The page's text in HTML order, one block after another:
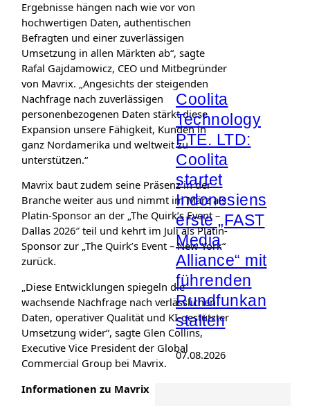
Ergebnisse hängen nach wie vor von
hochwertigen Daten, authentischen
Befragten und einer zuverlässigen
Umsetzung in allen Märkten ab“, sagte
Rafal Gajdamowicz, CEO und Mitbegründer
von Mavrix. „Angesichts der steigenden
Nachfrage nach zuverlässigen
personenbezogenen Daten stärkt diese
Expansion unsere Fähigkeit, Kunden in
ganz Nordamerika und weltweit zu
unterstützen.“
Mavrix baut zudem seine Präsenz in der
Branche weiter aus und nimmt im März als
Platin-Sponsor an der „The Quirk’s Event –
Dallas 2026″ teil und kehrt im Juli als Platin-
Sponsor zur „The Quirk’s Event – New York“
zurück.
„Diese Entwicklungen spiegeln die
wachsende Nachfrage nach verlässlichen
Daten, operativer Qualität und KI-gestützter
Umsetzung wider“, sagte Glen Collins,
Executive Vice President der Global
Commercial Group bei Mavrix.
Informationen zu Mavrix
Coolita
Technology
PTE. LTD:
Coolita
startet
Indonesiens
erste „FAST
Media
Alliance“ mit
führenden
Rundfunkan
stalten
07.08.2026